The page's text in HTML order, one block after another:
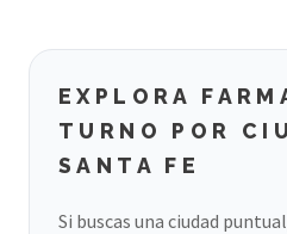
EXPLORA
TURNO POR
SANTA FE
Si buscas una ciudad